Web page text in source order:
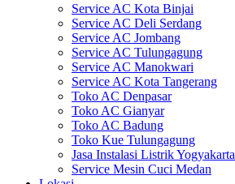
Service AC Kota Binjai
Service AC Deli Serdang
Service AC Jombang
Service AC Tulungagung
Service AC Manokwari
Service AC Kota Tangerang
Toko AC Denpasar
Toko AC Gianyar
Toko AC Badung
Toko Kue Tulungagung
Jasa Instalasi Listrik Yogyakarta
Service Mesin Cuci Medan